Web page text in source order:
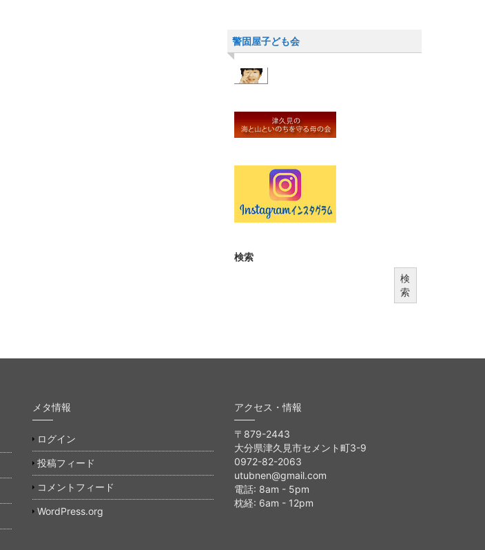
警固屋子ども会
検索
検
索
メタ情報
ログイン
投稿フィード
コメントフィード
WordPress.org
アクセス・情報
〒879-2443
大分県津久見市セメント町3-9
0972-82-2063
utubnen@gmail.com
電話: 8am - 5pm
枕経: 6am - 12pm